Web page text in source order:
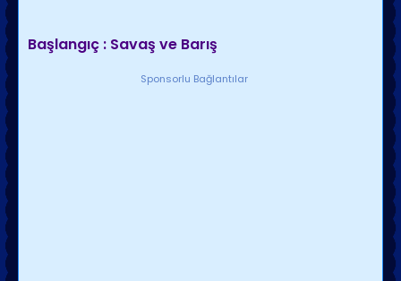
Başlangıç : Savaş ve Barış
Sponsorlu Bağlantılar